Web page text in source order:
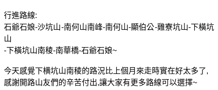
行進路線:
石爺石娘-沙坑山-南何山南峰-南何山-顯伯公-雞寮坑山-下橫坑
山
-下橫坑山南稜-南華橋-石爺石娘~
今天感覺下横坑山南稜的路況比上個月來走時實在好太多了,
感謝開路山友們的辛苦付出,讓大家有更多路線可以選擇~